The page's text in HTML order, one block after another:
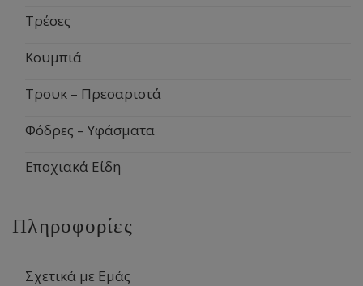
Τρέσες
Κουμπιά
Τρουκ – Πρεσαριστά
Φόδρες – Υφάσματα
Εποχιακά Είδη
Πληροφορίες
Σχετικά με Εμάς